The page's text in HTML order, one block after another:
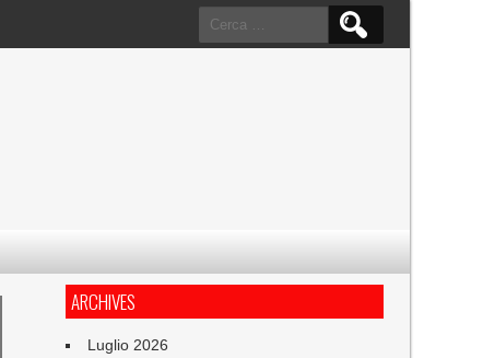
Ricerca
per:
ARCHIVES
Luglio 2026